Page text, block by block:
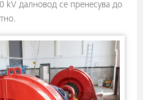
kV далновод се пренесува до